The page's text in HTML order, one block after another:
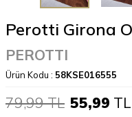
Perotti Girona
PEROTTI
Ürün Kodu : 58KSE016555
79,99TL 55,99 TL